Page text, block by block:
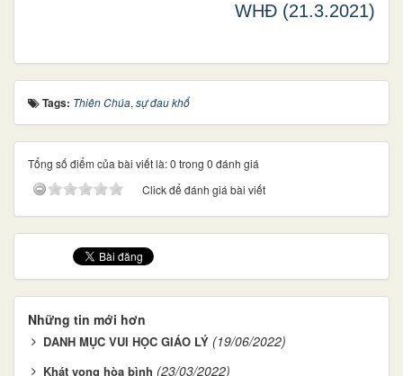
WHĐ (21.3.2021)
Tags: Thiên Chúa, sự đau khổ
Tổng số điểm của bài viết là: 0 trong 0 đánh giá
Click để đánh giá bài viết
Những tin mới hơn
DANH MỤC VUI HỌC GIÁO LÝ (19/06/2022)
Khát vọng hòa bình (23/03/2022)